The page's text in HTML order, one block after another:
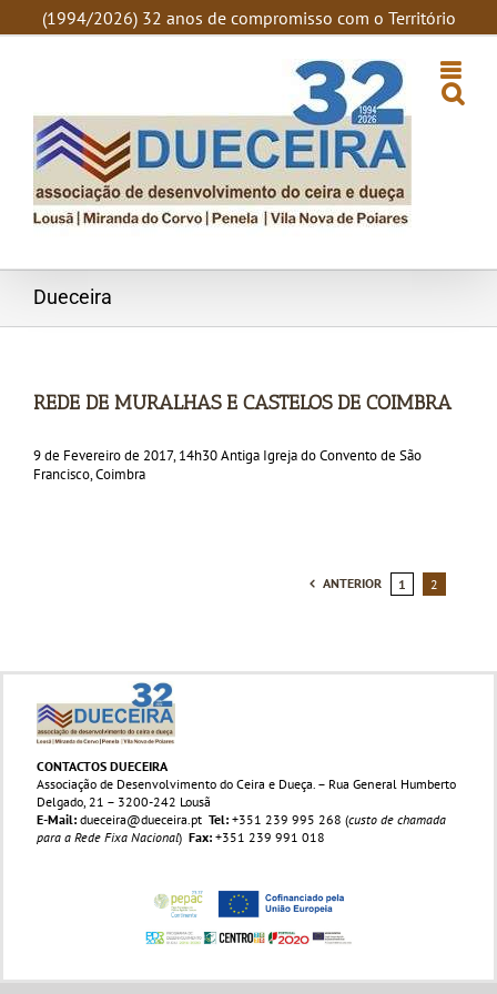
(1994/2026) 32 anos de compromisso com o Território
Dueceira
REDE DE MURALHAS E CASTELOS DE COIMBRA
9 de Fevereiro de 2017, 14h30 Antiga Igreja do Convento de São
Francisco, Coimbra
ANTERIOR 1 2
CONTACTOS DUECEIRA
Associação de Desenvolvimento do Ceira e Dueça. – Rua General Humberto
Delgado, 21 – 3200-242 Lousã
E-Mail: dueceira@dueceira.pt Tel: +351 239 995 268 (custo de chamada
para a Rede Fixa Nacional) Fax: +351 239 991 018